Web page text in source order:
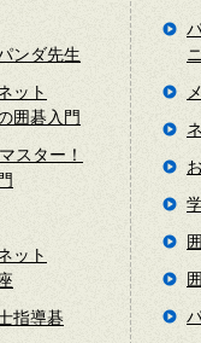
ンダ先生
ット
囲碁入門
スター！
ット
指導碁